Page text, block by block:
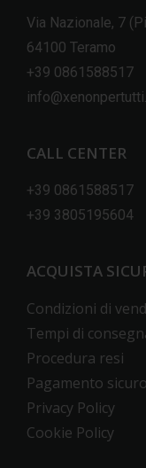
Via Nazionale, 7
64100 Teramo
+39 0861588517
CALL CENTER
+39 0861588517
+39 3805195604
ACQUISTA
Condizioni di
Tempi di
Procedura resi
Pagamento sicuro
Privacy Policy
Cookie Policy